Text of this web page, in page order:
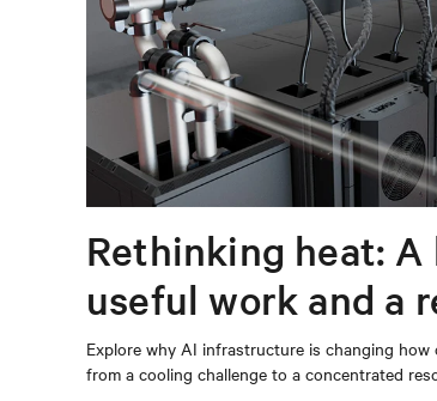
Rethinking heat:
useful work and a
capturing
Explore why AI infrastructure is changing
from a cooling challenge to a concentrated